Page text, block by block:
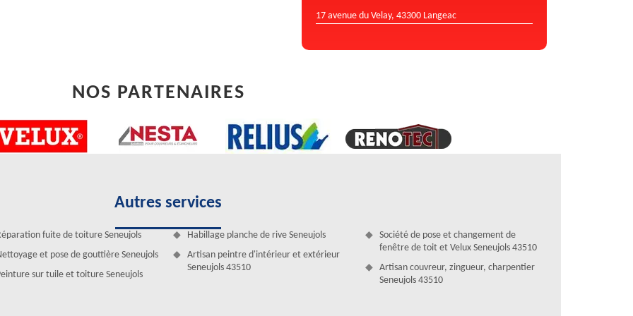
bosses et des fissures ? Voulez-vous obtenir un diagnostic clair de
de professionnel, les divers travaux de zinguerie seront assurés.
au service de votre habitat. Pour toute réparation de zinguerie
demande. Entreprise de zinguerie à Seneujols, notre équipe est
17 avenue du Velay, 43300 Langeac
NOS PARTENAIRES
Autres services
fuite de toiture Seneujols
et pose de gouttière Seneujols
sur tuile et toiture Seneujols
Habillage planche de rive Seneujols
Artisan peintre d'intérieur et extérieur
Seneujols 43510
Société de pose et changement de
fenêtre de toit et Velux Seneujols 43510
Artisan couvreur, zingueur, charpentier
Seneujols 43510